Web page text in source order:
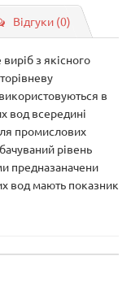
Відгуки (0)
з якісного
в
вод всередині
промислових
рівень
предназаначени
вод мають показник